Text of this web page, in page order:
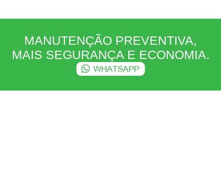
MANUTENÇÃO PREVENTIVA,
MAIS SEGURANÇA E ECONOMIA.